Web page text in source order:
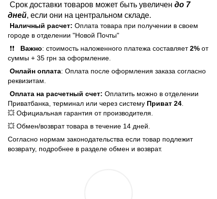
Срок доставки товаров может быть увеличен до 7
дней, если они на центральном складе.
Наличный расчет: Оплата товара при получении в своем
городе в отделении "Новой Почты"
❗❗ Важно: стоимость наложенного платежа составляет2% от
суммы + 35 грн за оформление.
Онлайн оплата: Оплата после оформления заказа согласно
реквизитам.
Оплата на расчетный счет: Оплатить можно в отделении
Приватбанка, терминал или через систему Приват 24
💥 Официальная гарантия от производителя.
💥 Обмен/возврат товара в течение 14 дней.
Согласно нормам законодательства если товар подлежит
возврату, подробнее в разделе обмен и возврат.